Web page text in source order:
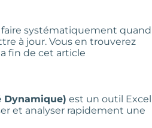
faire systématiquement quand
à jour. Vous en trouverez
fin de cet article
Dynamique) est un outil Excel
et analyser rapidement une